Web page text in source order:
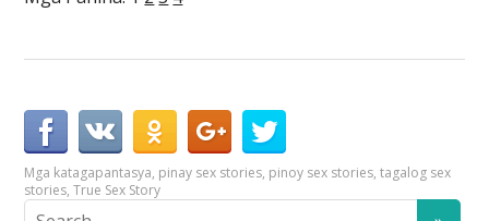
Mga katagapantasya, pinay sex stories, pinoy sex stories,tagalog sex
stories,True Sex Story